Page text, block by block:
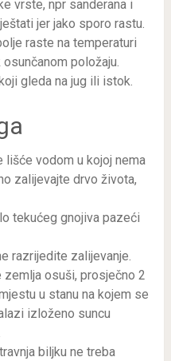
vrste, npr sanderana i
jer jako sporo rastu.
raste na temperaturi
položaju.
gleda na jug ili istok.
vodom u kojoj nema
zalijevajte drvo života,
tekućeg gnojiva pazeći
razrijedite zalijevanje.
osuši, prosječno 2
u stanu na kojem se
izloženo suncu
biljku ne treba